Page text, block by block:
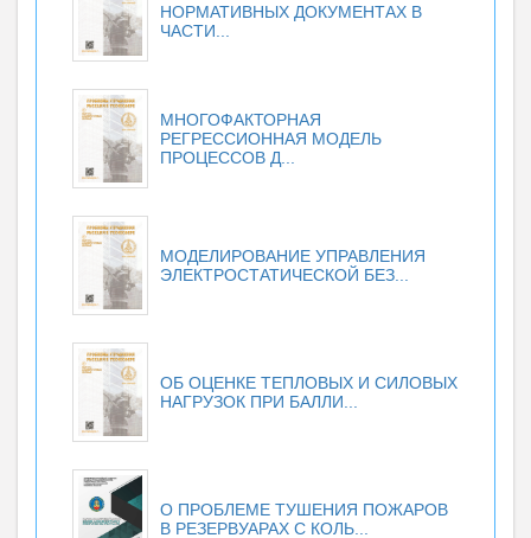
НОРМАТИВНЫХ ДОКУМЕНТАХ В
ЧАСТИ...
МНОГОФАКТОРНАЯ
РЕГРЕССИОННАЯ МОДЕЛЬ
ПРОЦЕССОВ Д...
МОДЕЛИРОВАНИЕ УПРАВЛЕНИЯ
ЭЛЕКТРОСТАТИЧЕСКОЙ БЕЗ...
ОБ ОЦЕНКЕ ТЕПЛОВЫХ И СИЛОВЫХ
НАГРУЗОК ПРИ БАЛЛИ...
О ПРОБЛЕМЕ ТУШЕНИЯ ПОЖАРОВ
В РЕЗЕРВУАРАХ С КОЛЬ...